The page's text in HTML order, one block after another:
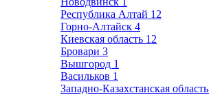
Республика Алтай 12
Горно-Алтайск 4
Киевская область 12
Бровари 3
Вышгород 1
Васильков 1
Западно-Казахстанская область